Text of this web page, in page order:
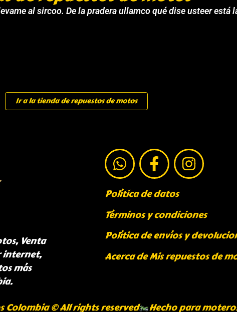
al sircoo. De la pradera ullamco qué dise usteer está
Ir a la tienda de repuestos de motos
Venta
internet,
más
Política de datos
Términos y condiciones
Política de envíos y
Acerca de Mis repuestos de
Colombia © All rights reserved Hecho para